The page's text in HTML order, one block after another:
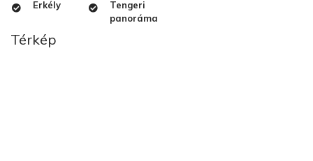
Erkély
Tengeri
panoráma
Térkép